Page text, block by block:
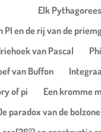
Elk
PI en de rij van de
van Pascal
van Buffon
of pi
Een kromme
paradox van de bolzone